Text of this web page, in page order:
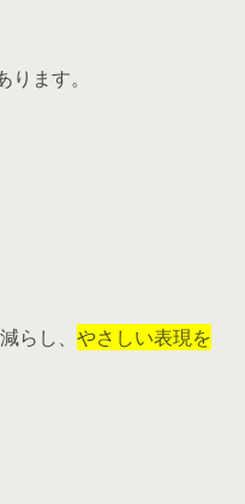
ます。
らし、 やさしい表現を